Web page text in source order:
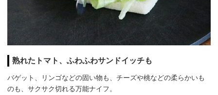
熟れたトマト、ふわふわサンドイッチも
バゲット、リンゴなどの固い物も、チーズや桃などの柔らかいも
のも、サクサク切れる万能ナイフ。